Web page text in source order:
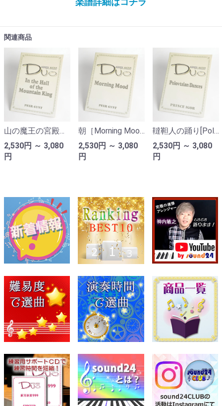
関連商品
山の魔王の宮殿にて［In the Hall of the Mountain King］戯曲「ペール・ギュント」より｜グリーグ（ピアノ連弾楽譜）
2,530円 ～ 3,080
円
朝［Morning Mood］戯曲「ペール・ギュント」より｜グリーグ（ピアノ連弾楽譜）
2,530円 ～ 3,080
円
韃靼人の踊り[Polovtsian Dances](オペラ『イーゴリ公』より)｜ボロディン(ピアノ連弾楽譜）
2,530円 ～ 3,080
円